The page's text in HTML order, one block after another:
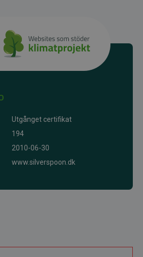
Utgånget certifikat
194
2010-06-30
www.silverspoon.dk